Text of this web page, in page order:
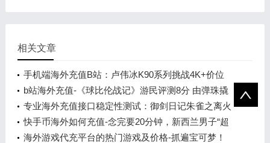
相关文章
手机端海外充值B站：卢伟冰K90系列挑战4K+价位
b站海外充值-《球比伦战记》游民评测8分 由弹珠撬
动的肉鸽王国
专业海外充值接口稳定性测试：御剑日记朱雀之离火
之主降临
快手币海外如何充值-念完要20分钟，新西兰男子“超
级姓名”创吉尼斯纪录
海外游戏代充平台的热门游戏及价格-抓遍宝可梦！